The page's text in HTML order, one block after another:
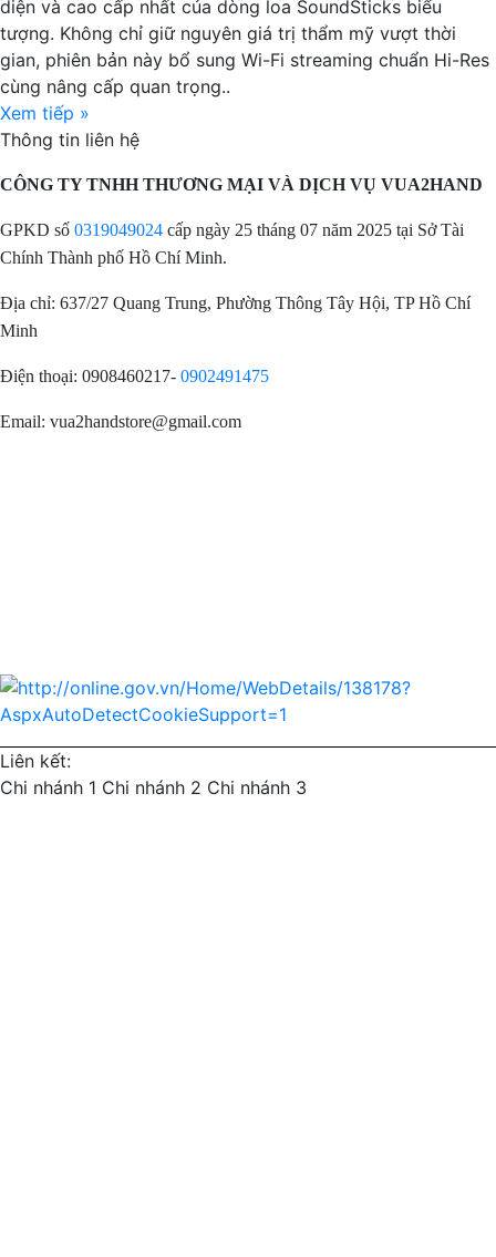
diện và cao cấp nhất của dòng loa SoundSticks biểu
tượng. Không chỉ giữ nguyên giá trị thẩm mỹ vượt thời
gian, phiên bản này bổ sung Wi-Fi streaming chuẩn Hi-Res
cùng nâng cấp quan trọng..
Xem tiếp »
Thông tin liên hệ
CÔNG TY TNHH THƯƠNG MẠI VÀ DỊCH VỤ VUA2HAND
GPKD số 0319049024 cấp ngày 25 tháng 07 năm 2025 tại Sở Tài
Chính Thành phố Hồ Chí Minh.
Địa chỉ: 637/27 Quang Trung, Phường Thông Tây Hội, TP Hồ Chí
Minh
Điện thoại: 0908460217- 0902491475
Email: vua2handstore@gmail.com
Liên kết:
Chi nhánh 1 Chi nhánh 2 Chi nhánh 3